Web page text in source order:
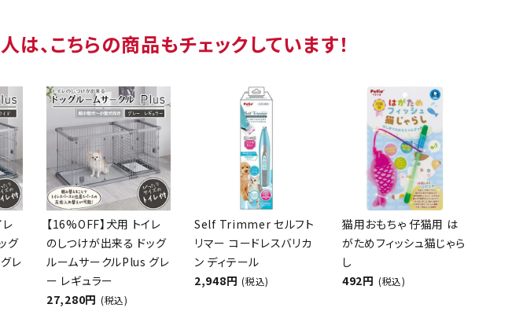
は、こちらの商品もチェックしています！
レ
グ
レ
【16%OFF】犬用 トイレ
のしつけが出来る ドッグ
ルームサークルPlus グレ
ー レギュラー
27,280円 (税込)
Self Trimmer セルフト
リマー コードレスバリカ
ン ディテール
2,948円 (税込)
猫用おもちゃ 仔猫用 は
がためフィッシュ猫じゃら
し
492円 (税込)